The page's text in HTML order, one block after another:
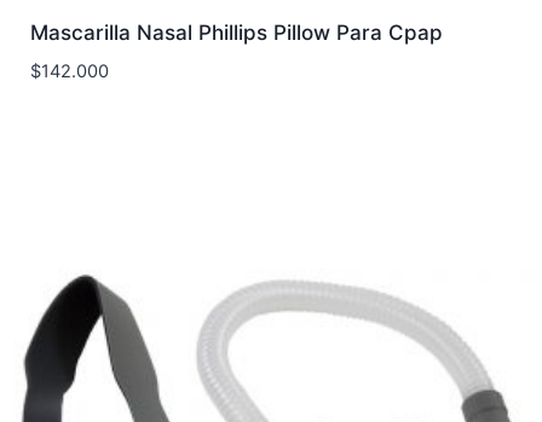
Mascarilla Nasal Phillips Pillow Para Cpap
$142.000